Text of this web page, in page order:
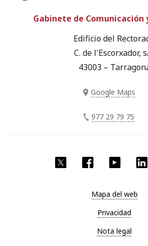
Twitter Facebook YouTube
Gabinete de
Edificio del
C. de l'Escorxador,
43003 –
Google Maps
977 29 79 75
Mapa del web
Privacidad
Nota legal